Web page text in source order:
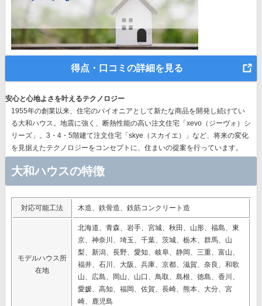
得点・口コミの詳細を見る
安心と心地よさを叶えるテクノロジー
1955年の創業以来、 住宅のパイオニア として新たな商品を開発し続けてい
る大和ハウス。地震に強く、断熱性能の高い注文住宅「xevo（ジーヴォ）シ
リーズ」。3・4・5階建て注文住宅「skye（スカイエ）」など、 将来の変化
を見据えたテクノロジーをコンセプトに、住まいの提案を行っています。
大和ハウスの特徴
対応可能工法 木造、鉄骨造、鉄筋コンクリート造
モデルハウス所
在地
北海道、青森、岩手、宮城、秋田、山形、福島、東
京、神奈川、埼玉、千葉、茨城、栃木、群馬、山
梨、新潟、長野、愛知、岐阜、静岡、三重、富山、
福井、石川、大阪、兵庫、京都、滋賀、奈良、和歌
山、広島、岡山、山口、鳥取、島根、徳島、香川、
愛媛、高知、福岡、佐賀、長崎、熊本、大分、宮
崎、鹿児島